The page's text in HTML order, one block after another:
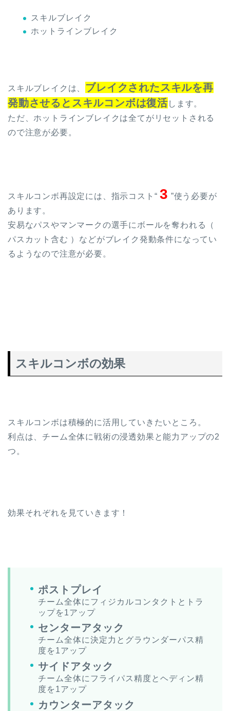
スキルブレイク
ホットラインブレイク
スキルブレイクは、
ブレイクされたスキルを再
発動させるとスキルコンボは復活します。
ただ、ホットラインブレイクは全てがリセットされる
ので注意が必要。
スキルコンボ再設定には、指示コスト“3 ”使う必要が
あります。
安易なパスやマンマークの選手にボールを奪われる（
パスカット含む ）などがブレイク発動条件になってい
るようなので注意が必要。
スキルコンボの効果
スキルコンボは積極的に活用していきたいところ。
利点は、チーム全体に戦術の浸透効果と能力アップの2
つ。
効果それぞれを見ていきます！
ポストプレイ
チーム全体にフィジカルコンタクトとトラ
ップを1アップ
センターアタック
チーム全体に決定力とグラウンダーパス精
度を1アップ
サイドアタック
チーム全体にフライパス精度とヘディン精
度を1アップ
カウンターアタック